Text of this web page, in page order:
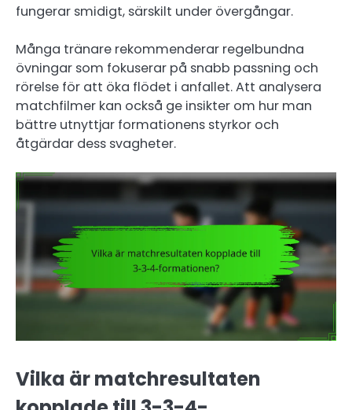
fungerar smidigt, särskilt under övergångar.
Många tränare rekommenderar regelbundna
övningar som fokuserar på snabb passning och
rörelse för att öka flödet i anfallet. Att analysera
matchfilmer kan också ge insikter om hur man
bättre utnyttjar formationens styrkor och
åtgärdar dess svagheter.
Vilka är matchresultaten